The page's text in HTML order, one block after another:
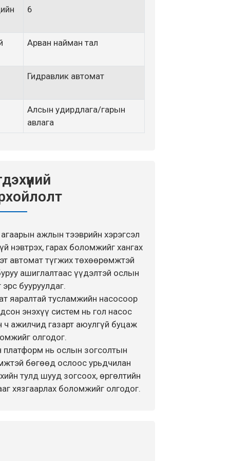
6
Арван найман тал
Гидравлик автомат
Алсын удирдлага/гарын
авлага
ажлын тээврийн хэрэгсэл
нэвтрэх, гарах боломжийг хангах
автомат түгжих төхөөрөмжтэй
ашиглалтаас үүдэлтэй ослын
бууруулдаг.
яаралтай тусламжийн насосоор
энэхүү систем нь гол насос
ч ажилчид газарт аюулгүй буцаж
олгодог.
нь ослын зогсолтын
бөгөөд ослоос урьдчилан
тулд шууд зогсоох, өргөлтийн
хязгаарлах боломжийг олгодог.